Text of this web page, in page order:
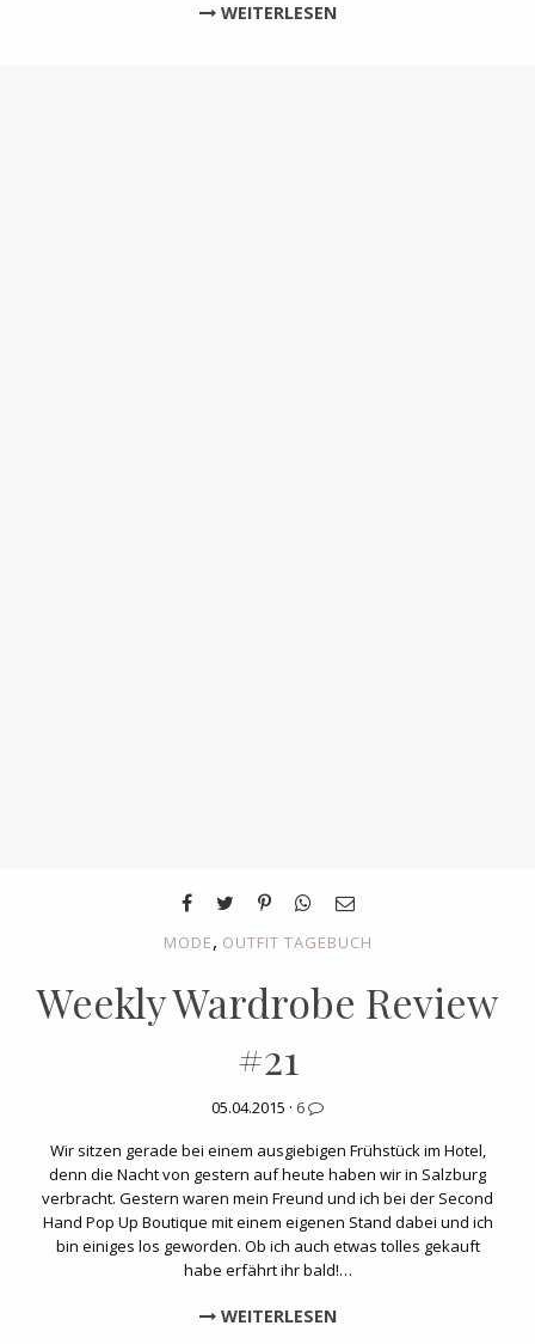
WEITERLESEN
MODE, OUTFIT TAGEBUCH
Weekly Wardrobe Review
#21
05.04.2015 · 6
Wir sitzen gerade bei einem ausgiebigen Frühstück im Hotel,
denn die Nacht von gestern auf heute haben wir in Salzburg
verbracht. Gestern waren mein Freund und ich bei der Second
Hand Pop Up Boutique mit einem eigenen Stand dabei und ich
bin einiges los geworden. Ob ich auch etwas tolles gekauft
habe erfährt ihr bald!…
WEITERLESEN